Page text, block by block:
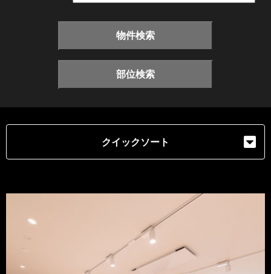
物件検索
部位検索
クイックソート